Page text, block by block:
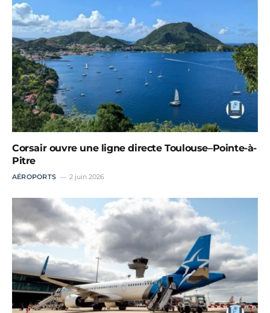
Corsair ouvre une ligne directe Toulouse–Pointe-à-
Pitre
AÉROPORTS 2 juin 2026